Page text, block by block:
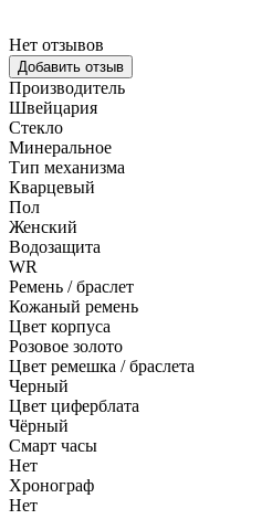
Нет отзывов
Добавить отзыв
Производитель
Швейцария
Стекло
Минеральное
Тип механизма
Кварцевый
Пол
Женский
Водозащита
WR
Ремень / браслет
Кожаный ремень
Цвет корпуса
Розовое золото
Цвет ремешка / браслета
Черный
Цвет циферблата
Чёрный
Смарт часы
Нет
Хронограф
Нет